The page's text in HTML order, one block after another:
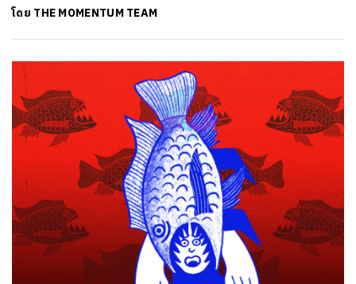
โดย THE MOMENTUM TEAM